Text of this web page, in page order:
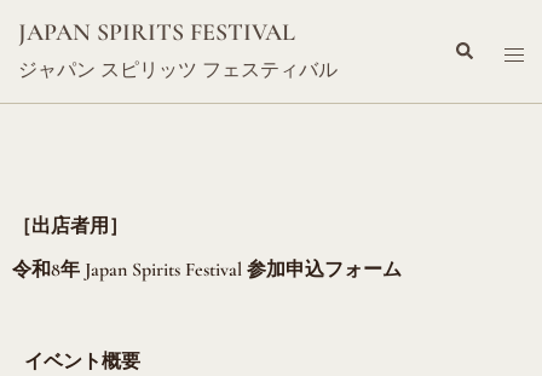
JAPAN SPIRITS FESTIVAL
ジャパン スピリッツ フェスティバル
［出店者用］
令和8年 Japan Spirits Festival 参加申込フォーム
イベント概要